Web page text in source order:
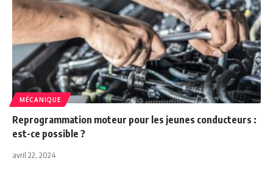
MÉCANIQUE
Reprogrammation moteur pour les jeunes conducteurs :
est-ce possible ?
avril 22, 2024